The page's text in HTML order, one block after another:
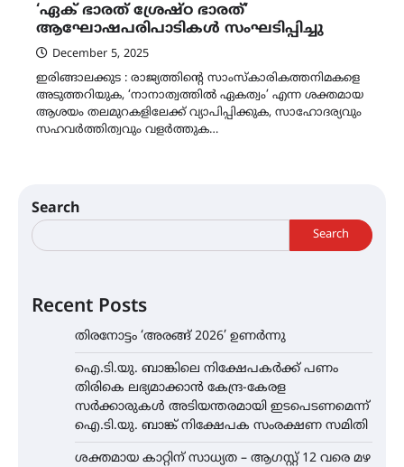
‘ഏക് ഭാരത് ശ്രേഷ്ഠ ഭാരത്’
ആഘോഷപരിപാടികൾ സംഘടിപ്പിച്ചു
December 5, 2025
ഇരിങ്ങാലക്കുട : രാജ്യത്തിന്റെ സാംസ്കാരികത്തനിമകളെ
അടുത്തറിയുക, ‘നാനാത്വത്തിൽ ഏകത്വം’ എന്ന ശക്തമായ
ആശയം തലമുറകളിലേക്ക് വ്യാപിപ്പിക്കുക, സാഹോദര്യവും
സഹവർത്തിത്വവും വളർത്തുക…
Search
Search
Recent Posts
തിരനോട്ടം ‘അരങ്ങ് 2026’ ഉണർന്നു
ഐ.ടി.യു. ബാങ്കിലെ നിക്ഷേപകർക്ക് പണം
തിരികെ ലഭ്യമാക്കാൻ കേന്ദ്ര-കേരള
സർക്കാരുകൾ അടിയന്തരമായി ഇടപെടണമെന്ന്
ഐ.ടി.യു. ബാങ്ക് നിക്ഷേപക സംരക്ഷണ സമിതി
ശക്തമായ കാറ്റിന് സാധ്യത – ആഗസ്റ്റ് 12 വരെ മഴ